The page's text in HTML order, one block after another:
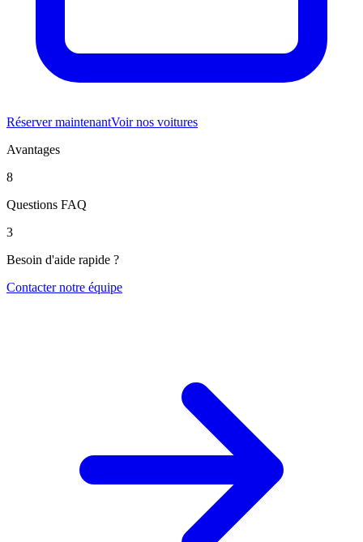
Réserver maintenantVoir nos voitures
Avantages
8
Questions FAQ
3
Besoin d'aide rapide ?
Contacter notre équipe